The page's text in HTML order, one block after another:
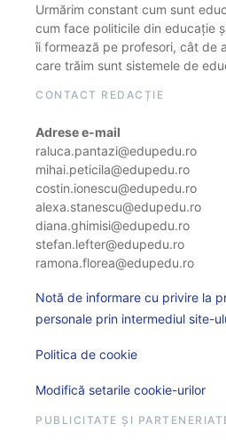
Urmărim constant cum sunt
cum face politicile din educație
îi formează pe profesori, cât de
care trăim sunt sistemele de
CONTACT REDACȚIE
Adrese e-mail
raluca.pantazi@edupedu.ro
mihai.peticila@edupedu.ro
costin.ionescu@edupedu.ro
alexa.stanescu@edupedu.ro
diana.ghimisi@edupedu.ro
stefan.lefter@edupedu.ro
ramona.florea@edupedu.ro
Notă de informare cu privire la
personale prin intermediul site-
Politica de cookie
Modifică setarile cookie-urilor
PUBLICITATE ȘI